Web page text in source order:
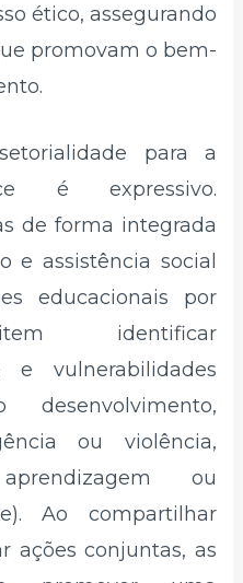
ético, assegurando
promovam o bem-
para a
é expressivo.
de forma integrada
e assistência social
educacionais por
identificar
e vulnerabilidades
ou violência,
ou
Ao compartilhar
ações conjuntas, as